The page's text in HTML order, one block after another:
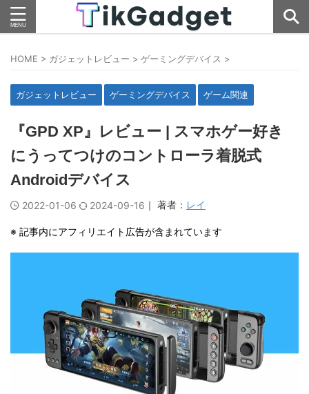
HOME > ガジェットレビュー > ゲーミングデバイス >
ガジェットレビュー ゲーミングデバイス ゲーム関連
『GPD XP』レビュー | スマホゲー好き
にうってつけのコントローラ着脱式
Androidデバイス
2022-01-06 2024-09-16 ｜ 著者： レイ
※ 記事内にアフィリエイト広告が含まれています